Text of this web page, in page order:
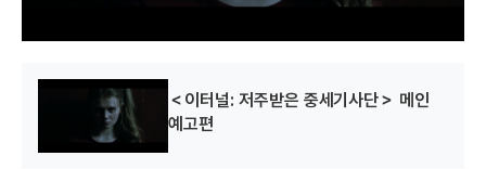
＜이터널: 저주받은 중세기사단＞ 메인
예고편